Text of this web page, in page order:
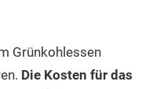
Grünkohlessen
Die Kosten für das